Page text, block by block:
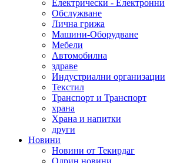
Електрически - Електронни
Обслужване
Лична грижа
Машини-Оборудване
Мебели
Автомобилна
здраве
Индустриални организации
Текстил
Транспорт и Транспорт
храна
Храна и напитки
други
Новини
Новини от Текирдаг